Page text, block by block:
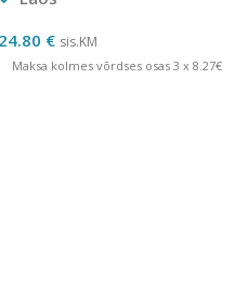
24.80 € sis.KM
Maksa kolmes võrdses osas 3 x 8.27€